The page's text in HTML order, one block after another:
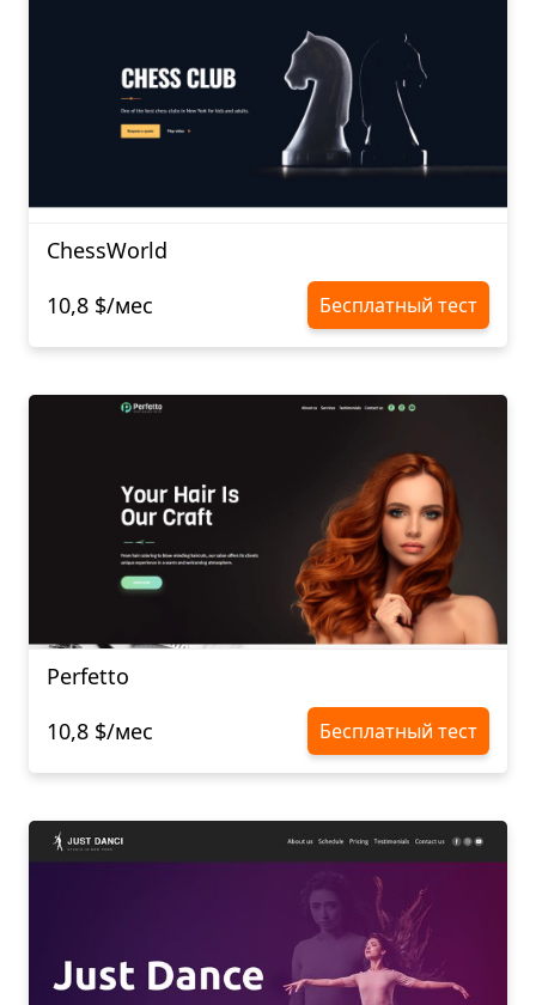
ChessWorld
10,8 $/мес
Бесплатный тест
Perfetto
10,8 $/мес
Бесплатный тест